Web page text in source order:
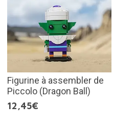
Figurine à assembler de
Piccolo (Dragon Ball)
12,45€